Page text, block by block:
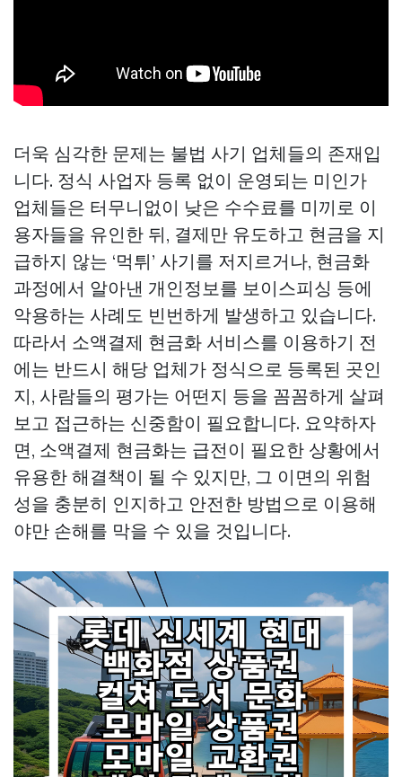
더욱 심각한 문제는 불법 사기 업체들의 존재입
니다. 정식 사업자 등록 없이 운영되는 미인가
업체들은 터무니없이 낮은 수수료를 미끼로 이
용자들을 유인한 뒤, 결제만 유도하고 현금을 지
급하지 않는 ‘먹튀’ 사기를 저지르거나, 현금화
과정에서 알아낸 개인정보를 보이스피싱 등에
악용하는 사례도 빈번하게 발생하고 있습니다.
따라서 소액결제 현금화 서비스를 이용하기 전
에는 반드시 해당 업체가 정식으로 등록된 곳인
지, 사람들의 평가는 어떤지 등을 꼼꼼하게 살펴
보고 접근하는 신중함이 필요합니다. 요약하자
면, 소액결제 현금화는 급전이 필요한 상황에서
유용한 해결책이 될 수 있지만, 그 이면의 위험
성을 충분히 인지하고 안전한 방법으로 이용해
야만 손해를 막을 수 있을 것입니다.